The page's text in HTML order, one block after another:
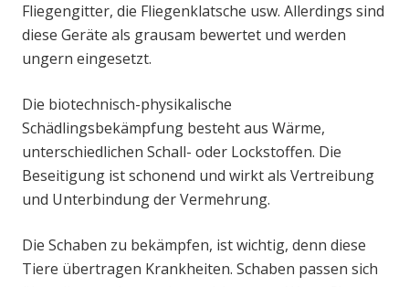
Fliegengitter, die Fliegenklatsche usw. Allerdings sind
diese Geräte als grausam bewertet und werden
ungern eingesetzt.
Die biotechnisch-physikalische
Schädlingsbekämpfung besteht aus Wärme,
unterschiedlichen Schall- oder Lockstoffen. Die
Beseitigung ist schonend und wirkt als Vertreibung
und Unterbindung der Vermehrung.
Die Schaben zu bekämpfen, ist wichtig, denn diese
Tiere übertragen Krankheiten. Schaben passen sich